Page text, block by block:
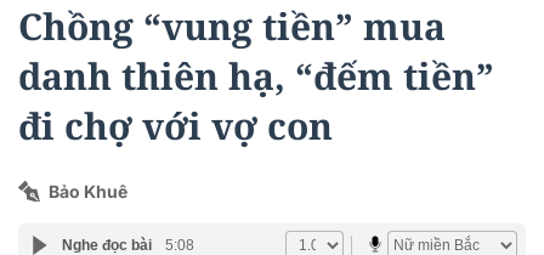
Chồng “vung tiền” mua
danh thiên hạ, “đếm tiền”
đi chợ với vợ con
Bảo Khuê
Nghe đọc bài 5:08